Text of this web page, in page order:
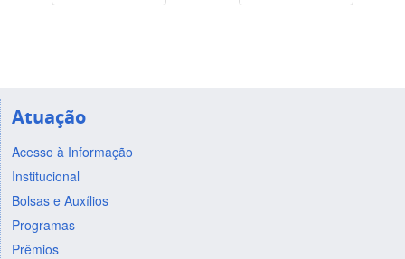
Atuação
Acesso à Informação
Institucional
Bolsas e Auxílios
Programas
Prêmios